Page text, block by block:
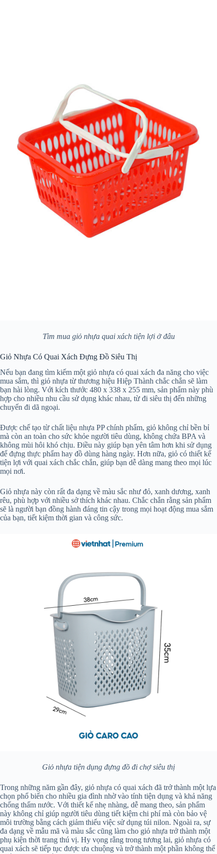
Tìm mua giỏ nhựa quai xách tiện lợi ở đâu
Giỏ Nhựa Có Quai Xách Đựng Đồ Siêu Thị
Nếu bạn đang tìm kiếm một giỏ nhựa có quai xách đa năng cho việc
mua sắm, thì giỏ nhựa từ thương hiệu Hiệp Thành chắc chắn sẽ làm
bạn hài lòng. Với kích thước 480 x 338 x 255 mm, sản phẩm này phù
hợp cho nhiều nhu cầu sử dụng khác nhau, từ đi siêu thị đến những
chuyến đi dã ngoại.
Được chế tạo từ chất liệu nhựa PP chính phẩm, giỏ không chỉ bền bỉ
mà còn an toàn cho sức khỏe người tiêu dùng, không chứa BPA và
không mùi hôi khó chịu. Điều này giúp bạn yên tâm hơn khi sử dụng
để đựng thực phẩm hay đồ dùng hàng ngày. Hơn nữa, giỏ có thiết kế
tiện lợi với quai xách chắc chắn, giúp bạn dễ dàng mang theo mọi lúc
mọi nơi.
Giỏ nhựa này còn rất đa dạng về màu sắc như đỏ, xanh dương, xanh
rêu, phù hợp với nhiều sở thích khác nhau. Chắc chắn rằng sản phẩm
sẽ là người bạn đồng hành đáng tin cậy trong mọi hoạt động mua sắm
của bạn, tiết kiệm thời gian và công sức.
Giỏ nhựa tiện dụng đựng đồ đi chợ siêu thị
Trong những năm gần đây, giỏ nhựa có quai xách đã trở thành một lựa
chọn phổ biến cho nhiều gia đình nhờ vào tính tiện dụng và khả năng
chống thấm nước. Với thiết kế nhẹ nhàng, dễ mang theo, sản phẩm
này không chỉ giúp người tiêu dùng tiết kiệm chi phí mà còn bảo vệ
môi trường bằng cách giảm thiểu việc sử dụng túi nilon. Ngoài ra, sự
đa dạng về mẫu mã và màu sắc cũng làm cho giỏ nhựa trở thành một
phụ kiện thời trang thú vị. Hy vọng rằng trong tương lai, giỏ nhựa có
quai xách sẽ tiếp tục được ưa chuộng và trở thành một phần không thể